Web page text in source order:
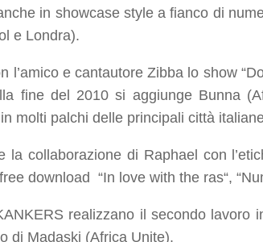
in showcase style a fianco di
e Londra).
l’amico e cantautore Zibba lo show
fine del 2010 si aggiunge Bunna
molti palchi delle principali città
la collaborazione di Raphael con
download “In love with the ras“, “
realizzano il secondo lavoro
di Madaski (Africa Unite).